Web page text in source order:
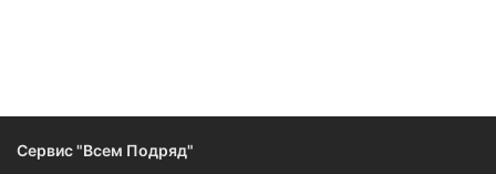
Сервис "Всем Подряд"